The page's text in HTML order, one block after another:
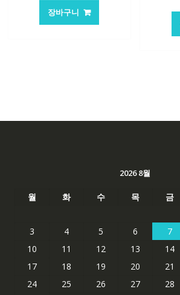
장바구니
2026 8월
월 화 수 목 금
3
4 5 6 7
10
11 12 13 14
17
18 19 20 21
24
25 26 27 28